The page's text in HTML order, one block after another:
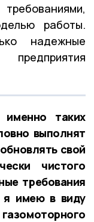
работы.
надежные
таких
выполнят
свой
чистого
требования
я имею в виду